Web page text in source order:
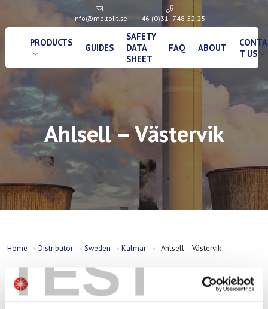
TEST
info@meltolit.se +46 (0)31- 748 52 25
PRODUCTS GUIDES
SAFETY
DATA
SHEET
FAQ ABOUT
T US
Ahlsell – Västervik
Home »Distributor » Sweden »Kalmar » Ahlsell – Västervik
SHARE
SHARE
ON
SHARE
ON
SHARE
ON